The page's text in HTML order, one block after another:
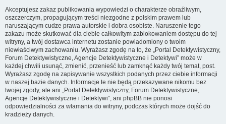
Akceptujesz zakaz publikowania wypowiedzi o charakterze obraźliwym,
oszczerczym, propagującym treści niezgodne z polskim prawem lub
naruszającym cudze prawa autorskie i dobra osobiste. Naruszenie tego
zakazu może skutkować dla ciebie całkowitym zablokowaniem dostępu do tej
witryny, a twój dostawca internetu zostanie powiadomiony o twoim
niewłaściwym zachowaniu. Wyrażasz zgodę na to, że „Portal Detektywistyczny,
Forum Detektywistyczne, Agencje Detektywistyczne i Detektywi” może w
każdej chwili usunąć, zmienić, przenieść lub zamknąć każdy twój temat, post.
Wyrażasz zgodę na zapisywanie wszystkich podanych przez ciebie informacji
w naszej bazie danych. Informacje te nie będą przekazywane nikomu bez
twojej zgody, ale ani „Portal Detektywistyczny, Forum Detektywistyczne,
Agencje Detektywistyczne i Detektywi”, ani phpBB nie ponosi
odpowiedzialności za włamania do witryny, podczas których może dojść do
kradzieży danych.